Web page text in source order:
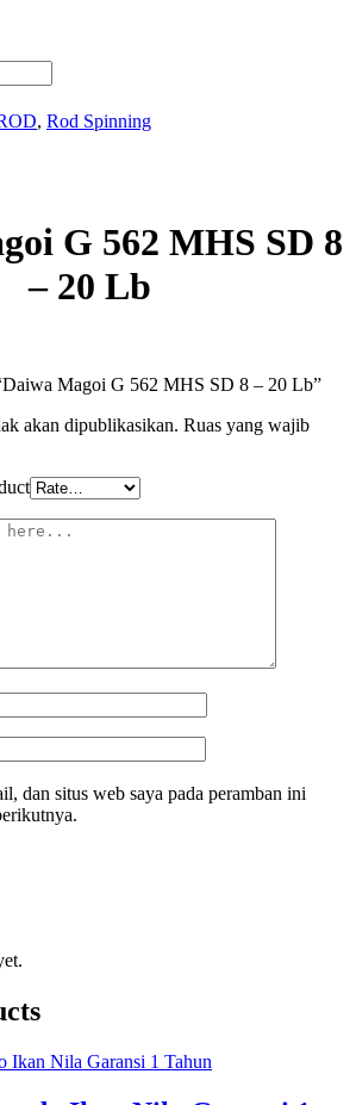
, Rod Spinning
G 562 MHS SD 8
– 20 Lb
Magoi G 562 MHS SD 8 – 20 Lb”
akan dipublikasikan. Ruas yang wajib
dan situs web saya pada peramban ini